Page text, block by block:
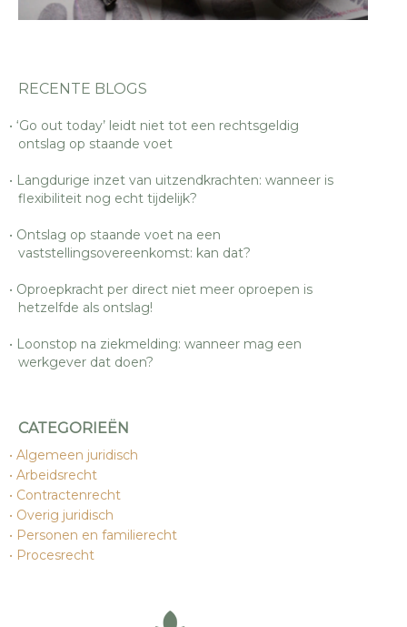
RECENTE BLOGS
‘Go out today’ leidt niet tot een rechtsgeldig
ontslag op staande voet
Langdurige inzet van uitzendkrachten: wanneer is
flexibiliteit nog echt tijdelijk?
Ontslag op staande voet na een
vaststellingsovereenkomst: kan dat?
Oproepkracht per direct niet meer oproepen is
hetzelfde als ontslag!
Loonstop na ziekmelding: wanneer mag een
werkgever dat doen?
CATEGORIEËN
Algemeen juridisch
Arbeidsrecht
Contractenrecht
Overig juridisch
Personen en familierecht
Procesrecht